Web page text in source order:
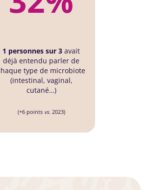
1 personnes sur 3 avait
déjà entendu parler de
type de microbiote
(intestinal, vaginal,
cutané…)
(+6 points vs. 2023)